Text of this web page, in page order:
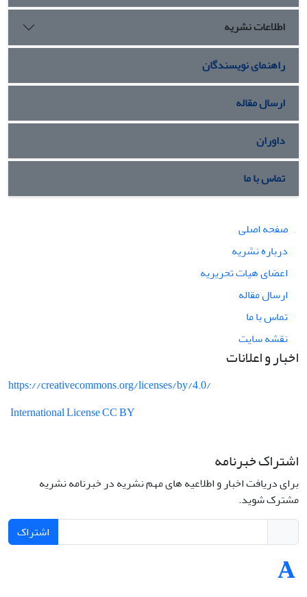
اطلاعات نشریه
راهنمای نویسندگان
ارسال مقاله
داوران
تماس با ما
صفحه اصلی
درباره نشریه
اعضای هیات تحریریه
ارسال مقاله
تماس با ما
نقشه سایت
اخبار و اعلانات
https://creativecommons.org/licenses/by/4.0/
International License CC BY
اشتراک خبرنامه
برای دریافت اخبار و اطلاعیه های مهم نشریه در خبرنامه نشریه
مشترک شوید.
اشتراک